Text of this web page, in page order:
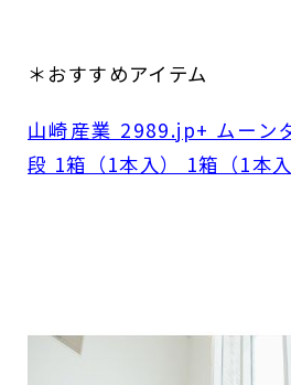
＊おすすめアイテム
山崎産業 2989.jp+ ムーン
段 1箱（1本入） 1箱（1本入